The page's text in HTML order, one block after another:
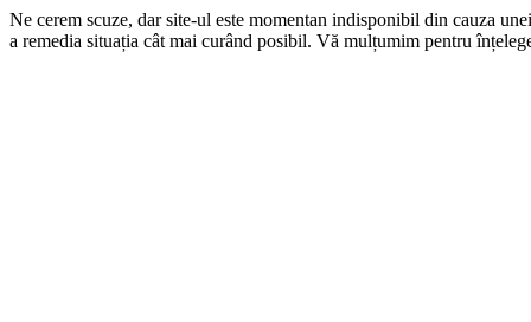
Ne cerem scuze, dar site-ul este momentan indisponibil din cauza
a remedia situația cât mai curând posibil. Vă mulțumim pentru